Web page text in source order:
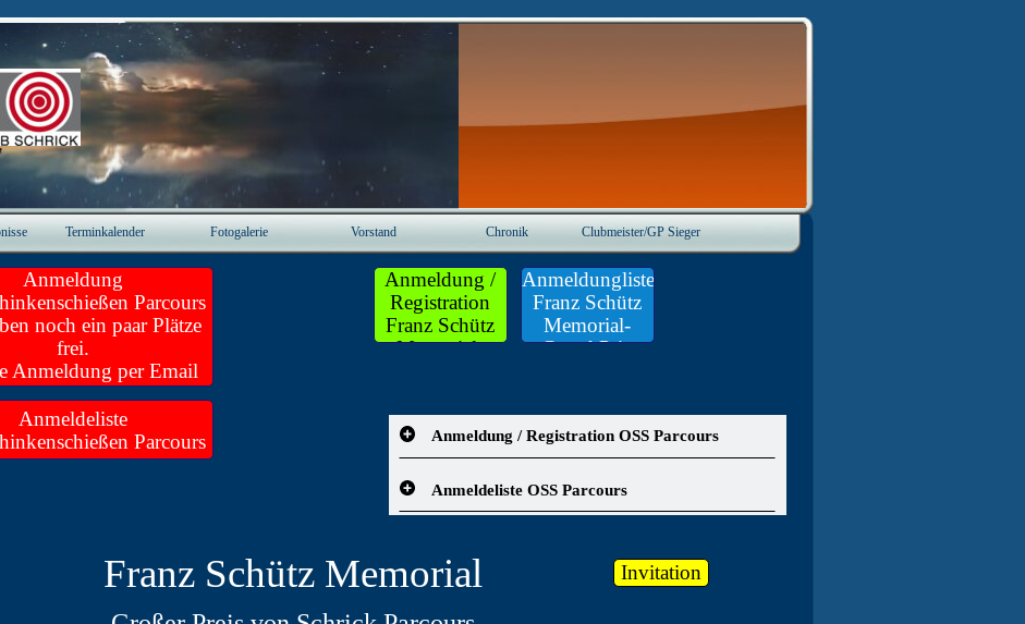
Menü überspringen
▼
Terminkalender ▼
Fotogalerie ▼
Vorstand Chronik Clubmeister/GP Sieger
Anmeldung
Parcours
noch ein paar Plätze
frei.
Anmeldung per Email
hier klicken!
Anmeldung /
Registration
Franz Schütz
Memorial-
Anmeldungliste
Franz Schütz
Memorial-
Grand Prix
Anmeldeliste
Parcours
Anmeldung / Registration OSS Parcours
Anmeldeliste OSS Parcours
Franz Schütz Memorial Invitation